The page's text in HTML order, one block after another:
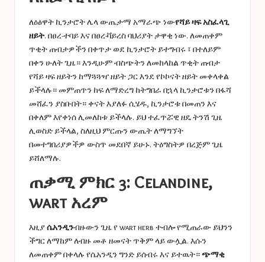
ለዕፅዋት ኪንታሮት ሌላ ውጤታማ አማራጭ ነውየሻይ ዛፍ አስፈላጊ
ዘይት. በፀረ-ተባይ እና በፀረ-ቫይረስ ባህሪያት ታዋቂ ነው. ለመጠቀም
ጥቂት ጠብታዎችን በቀጥታ ወደ ኪንታሮት ይተግብሩ ፣ በተለይም
በቀን ሁለት ጊዜ። እንዲሁም ብስጭትን ለመከላከል ጥቂት ጠብታ
የሻይ ዛፍ ዘይትን ከማጓጓዣ ዘይት ጋር እንደ የኮኮናት ዘይት መቀላቀል
ይችላሉ። መምጠጥን ከፍ ለማድረግ ከትግበራ በኋላ ኪንታሮቱን በፋሻ
መሸፈን ያስቡበት። ቀናት እያለፉ ሲሄዱ, ኪንታሮቱ በመጠን እና
በቀለም እየቀነሰ ሊመለከቱ ይችላሉ. ይህ ተፈጥሯዊ ዘዴ ትንሽ ጊዜ
ሊወስድ ይችላል, ስለዚህ ምርጡን ውጤት ለማግኘት
በመተግበሪያዎችዎ ውስጥ መደበኛ ይሁኑ. ትዕግስትዎ በረጅም ጊዜ
ይሸለማሉ.
ጠቃሚ ምክር 3: Celandine,
wart አረም
እዚያሴአንዲንብዙውን ጊዜ የ wart herb ተብሎ የሚጠራው ይህንን
ችግር ለማከም ለብዙ መቶ ዘመናት ጥቅም ላይ ውሏል. እሱን
ለመጠቀም በቀላሉ የሴአንዲን ግንድ ይሰብሩ እና ይተዉት።ጭማቂ